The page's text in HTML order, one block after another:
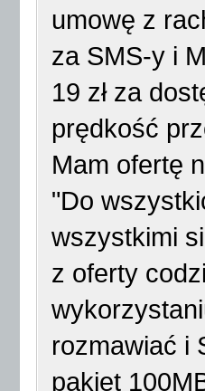
umowę z
za SMS-y i
19 zł za
prędkość
Mam ofertę
"Do
wszystkimi
z oferty
rozmawiać i
pakiet